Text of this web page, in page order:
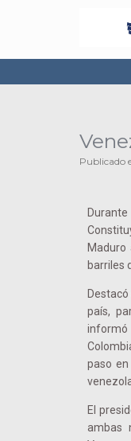
Publicado
barriles
país,
informó
paso
El
ambas